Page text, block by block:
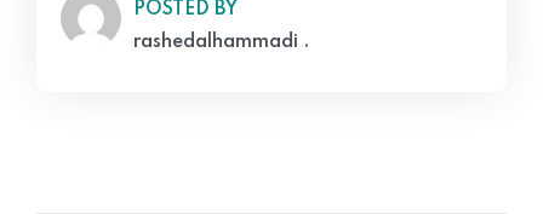
POSTED BY
rashedalhammadi .